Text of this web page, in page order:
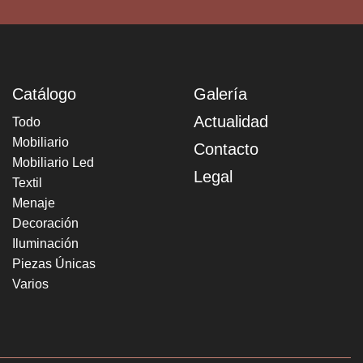
Catálogo
Todo
Mobiliario
Mobiliario Led
Textil
Menaje
Decoración
Iluminación
Piezas Únicas
Varios
Galería
Actualidad
Contacto
Legal